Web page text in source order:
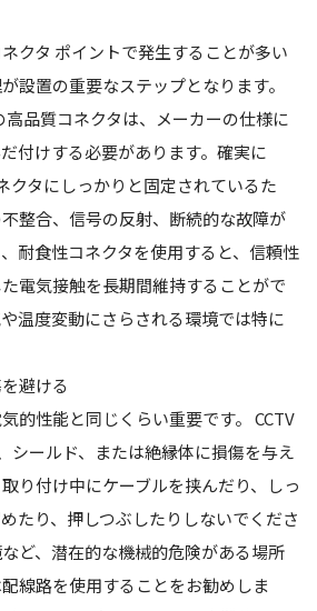
クタ ポイントで発生することが多い
設置の重要なステップとなります。
高品質コネクタは、メーカーの仕様に
付けする必要があります。確実に
クタにしっかりと固定されているた
整合、信号の反射、断続的な故障が
耐食性コネクタを使用すると、信頼性
電気接触を長期間維持することがで
温度変動にさらされる環境では特に
避ける
的性能と同じくらい重要です。 CCTV
シールド、または絶縁体に損傷を与え
り付け中にケーブルを挟んだり、しっ
たり、押しつぶしたりしないでくださ
ど、潜在的な機械的危険がある場所
線路を使用することをお勧めしま